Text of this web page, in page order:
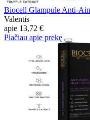
Biocell Glampule Anti-
Valentis
apie 13,72 €
Plačiau apie prekę